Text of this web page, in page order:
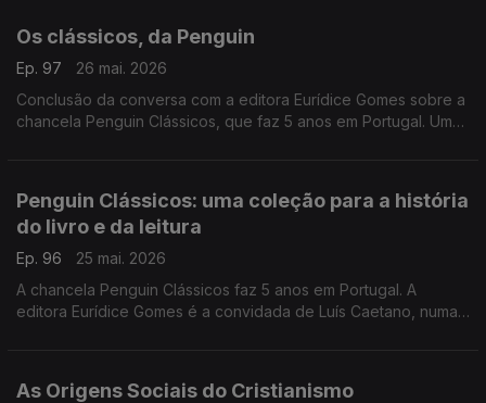
Os clássicos, da Penguin
Ep. 97
26 mai. 2026
Conclusão da conversa com a editora Eurídice Gomes sobre a
chancela Penguin Clássicos, que faz 5 anos em Portugal. Um
Penguin Clássicos: uma coleção para a história
do livro e da leitura
Ep. 96
25 mai. 2026
A chancela Penguin Clássicos faz 5 anos em Portugal. A
editora Eurídice Gomes é a convidada de Luís Caetano, numa
As Origens Sociais do Cristianismo